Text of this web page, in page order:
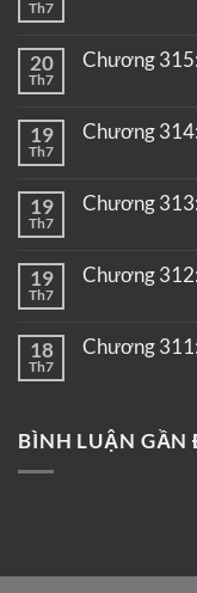
Th7
20
Th7
Chương
19
Th7
Chương
19
Th7
Chương
19
Th7
Chương
18
Th7
Chương
BÌNH LUẬN GẦN